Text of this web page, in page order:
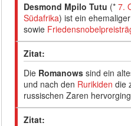
Desmond Mpilo Tutu (*7.
Südafrika) ist ein
sowie
Zitat:
Die Romanows sind ein
und nach den Rurikiden die
russischen Zaren
Zitat: